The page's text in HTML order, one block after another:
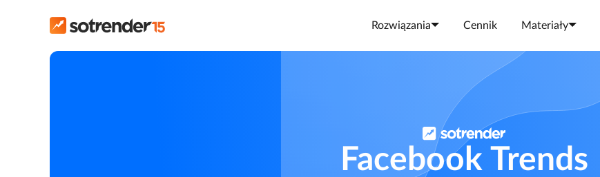
Rozwiązania Cennik Materiały
Facebook Trends